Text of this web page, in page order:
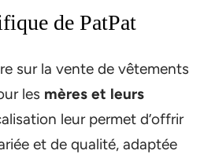
de PatPat
sur la vente de vêtements
les mères et leurs
leur permet d’offrir
et de qualité, adaptée